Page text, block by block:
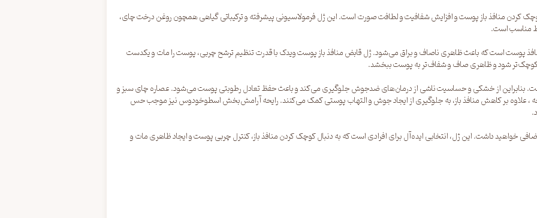
کنترل چربی، کوچک کردن منافذ باز پوست و افزایش شفافیت و لطافت صورت است. این ژل فرمولاسیونی پیشرفته و ترکیباتی گیاهی همچون روغن درخت چای،
مناسب است.
پوست است که باعث ظاهری ناصاف و براق می‌شود. ژل قابض منافذ باز پوست ویدک با قدرت تنظیم ترشح چربی، پوست را مات و یکدست
شود و ظاهری صاف و شفاف‌تر به پوست ببخشد.
است. بنابراین از خشکی و حساسیت ناشی از درمان‌های ضدجوش جلوگیری می‌کند و باعث حفظ تعادل رطوبتی پوست می‌شود. عصاره چای سبز و
، علاوه بر کاهش منافذ باز، به جلوگیری از ایجاد جوش و التهاب پوستی کمک می‌کنند. رایحه آرامش‌بخش اسطوخودوس نیز موجب حس
خواهید داشت. این ژل، انتخابی ایده‌آل برای افرادی است که به دنبال کوچک کردن منافذ باز، کنترل چربی پوست و ایجاد ظاهری مات و